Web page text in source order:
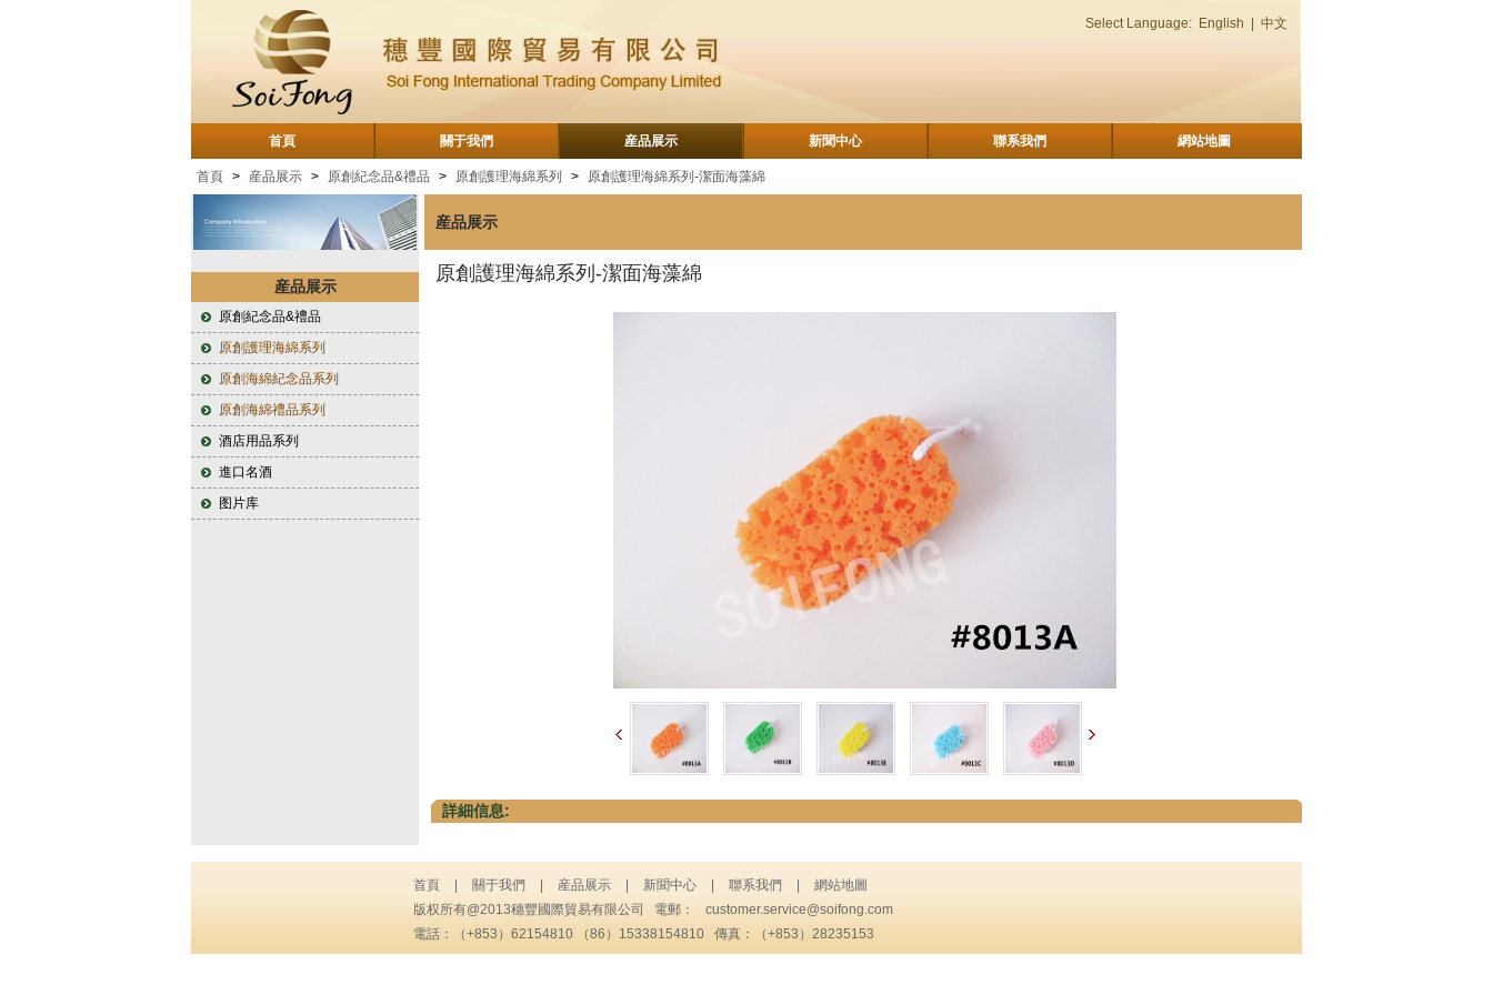
Select Language: English 中文
首頁 關于我們 産品展示 新聞中心 聯系我們 網站地圖
首頁 > 産品展示 > 原創紀念品&禮品 > 原創護理海綿系列 > 原創護理海綿系列-潔面海藻綿
産品展示
原創紀念品&禮品
原創護理海綿系列
原創海綿紀念品系列
原創海綿禮品系列
酒店用品系列
進口名酒
图片库
産品展示
原創護理海綿系列-潔面海藻綿
詳細信息:
首頁 關于我們 産品展示 新聞中心 聯系我們
網站地圖
版权所有@2013穗豐國際貿易有限公司 電郵：
customer.service@soifong.com
電話：（+853）62154810 （86）15338154810 傳真：（+853）28235153